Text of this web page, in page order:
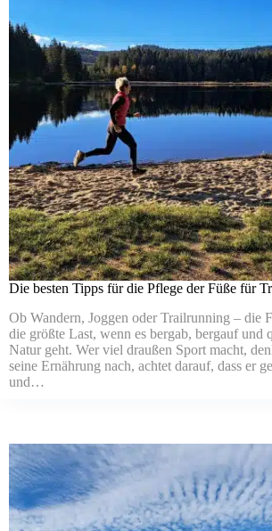
Die besten Tipps für die Pflege der Füße für
Ob Wandern, Joggen oder Trailrunning – die
die größte Last, wenn es bergab, bergauf und
Natur geht. Wer viel draußen Sport macht,
seine Ernährung nach, achtet darauf, dass er
und…